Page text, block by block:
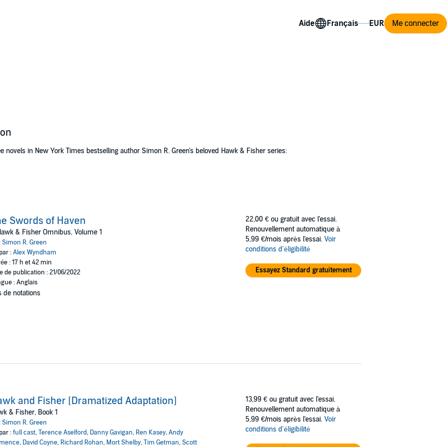
Aide Me connecter
in New York Times bestselling author Simon R. Green's beloved Hawk & Fisher series:
the victim's own wife.
politicians, and deadly assassins when they're assigned to protect James Adamant, a fiery young politician whose
popular . . . as a target.
divine residents of the Street of Gods fall prey to a murderer, Hawk & Fisher must team up with an exclusive
loose in Haven.
Swords of Haven
& Fisher Omnibus, Volume 1
Simon R. Green
:Alex Wyndham
: 17 h et 42 min
de publication : 21/06/2022
: Anglais
de notations
22,00 € ou gratuit avec l'essai.
Renouvellement automatique à
5,99 €/mois après l'essai. Voir
conditions d'éligibilité
Essayez Standard gratuitement
and Fisher [Dramatized Adaptation]
& Fisher, Book 1
Simon R. Green
:full cast,Terence Aselford, Danny Gavigan, Ren Kasey,Andy
, David Coyne, Richard Rohan, Mort Shelby,Tim Getman,Scott
13,99 € ou gratuit avec l'essai.
Renouvellement automatique à
5,99 €/mois après l'essai. Voir
conditions d'éligibilité